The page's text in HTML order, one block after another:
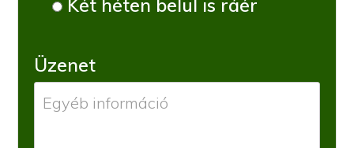
Két héten belül is ráér
Üzenet